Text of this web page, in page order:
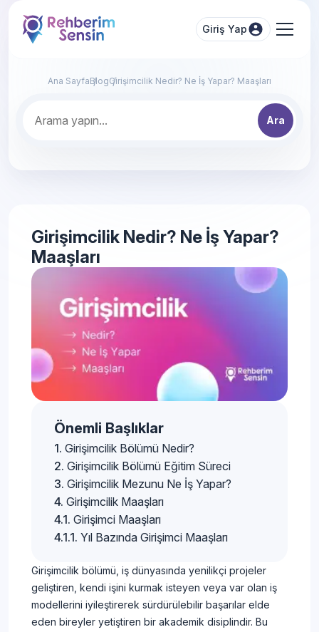
Giriş Yap
Ana SayfaBlogGirişimcilik Nedir? Ne İş Yapar? Maaşları
Ara
Girişimcilik Nedir? Ne İş Yapar?
Maaşları
Önemli Başlıklar
Girişimcilik Bölümü Nedir?
Girişimcilik Bölümü Eğitim Süreci
Girişimcilik Mezunu Ne İş Yapar?
Girişimcilik Maaşları
Girişimci Maaşları
Yıl Bazında Girişimci Maaşları
Girişimcilik bölümü, iş dünyasında yenilikçi projeler
geliştiren, kendi işini kurmak isteyen veya var olan iş
modellerini iyileştirerek sürdürülebilir başarılar elde
eden bireyler yetiştiren bir akademik disiplindir. Bu